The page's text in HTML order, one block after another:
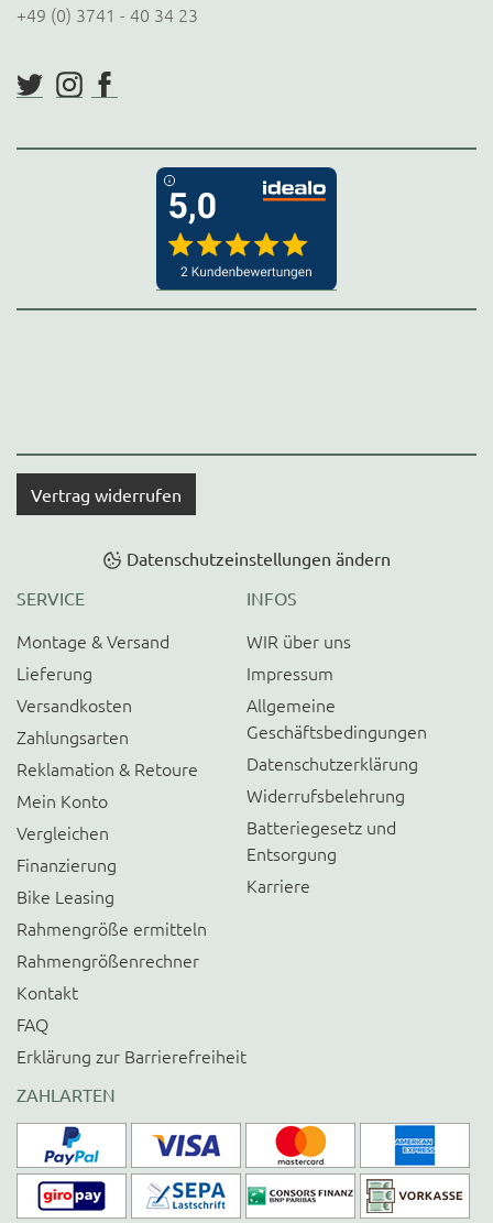
+49 (0) 3741 - 40 34 23
Vertrag widerrufen
Datenschutzeinstellungen ändern
SERVICE
Montage & Versand
Lieferung
Versandkosten
Zahlungsarten
Reklamation & Retoure
Mein Konto
Vergleichen
Finanzierung
Bike Leasing
Rahmengröße ermitteln
Rahmengrößenrechner
Kontakt
FAQ
Erklärung zur Barrierefreiheit
INFOS
WIR über uns
Impressum
Allgemeine
Geschäftsbedingungen
Datenschutzerklärung
Widerrufsbelehrung
Batteriegesetz und
Entsorgung
Karriere
ZAHLARTEN